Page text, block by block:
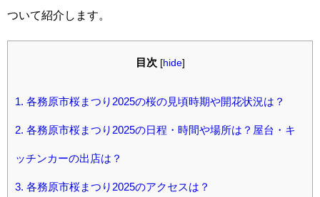
ついて紹介します。
目次 [hide]
1. 各務原市桜まつり2025の桜の見頃時期や開花状況は？
2. 各務原市桜まつり2025の日程・時間や場所は？屋台・キ
ッチンカーの出店は？
3. 各務原市桜まつり2025のアクセスは？